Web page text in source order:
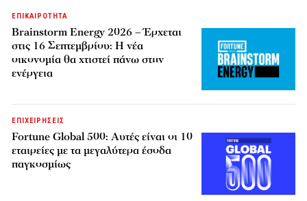
ΕΠΙΚΑΙΡΟΤΗΤΑ
Brainstorm Energy 2026 – Έρχεται
στις 16 Σεπτεμβρίου: Η νέα
οικονομία θα χτιστεί πάνω στην
ενέργεια
ΕΠΙΧΕΙΡΗΣΕΙΣ
Fortune Global 500: Αυτές είναι οι 10
εταιρείες με τα μεγαλύτερα έσοδα
παγκοσμίως